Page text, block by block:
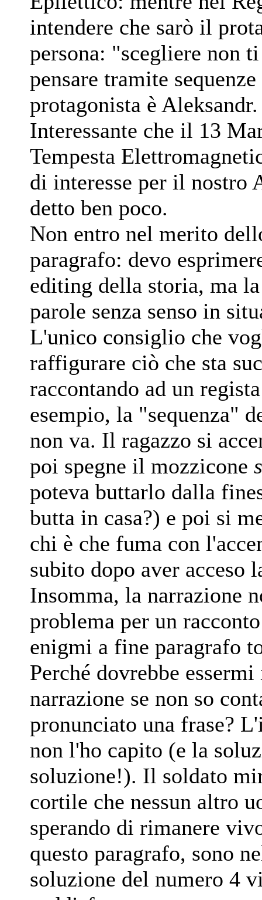
intendere che sarò il
persona: "scegliere non
pensare tramite
protagonista è
Interessante che il 13
Tempesta
di interesse per il nostro
detto ben poco.
Non entro nel merito
paragrafo: devo
editing della storia, ma
parole senza senso in
L'unico consiglio che
raffigurare ciò che sta
raccontando ad un
esempio, la "sequenza"
non va. Il ragazzo si
poi spegne il mozzicone
poteva buttarlo dalla
butta in casa?) e poi si
chi è che fuma con
subito dopo aver acceso
Insomma, la narrazione
problema per un
enigmi a fine paragrafo
Perché dovrebbe
narrazione se non so
pronunciato una frase?
non l'ho capito (e la
soluzione!). Il soldato
cortile che nessun altro
sperando di rimanere
questo paragrafo, sono
soluzione del numero 4